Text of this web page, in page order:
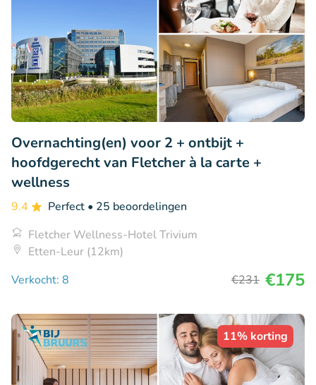
Overnachting(en) voor 2 + ontbijt +
hoofdgerecht van Fletcher à la carte +
wellness
9.4 Perfect • 25 beoordelingen
Fletcher Wellness-Hotel Trivium
Etten-Leur (12km)
Verkocht: 8
€231 €175
11% korting